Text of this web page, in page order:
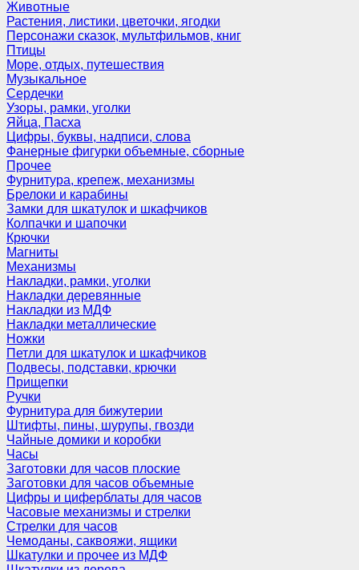
Животные
Растения, листики, цветочки, ягодки
Персонажи сказок, мультфильмов, книг
Птицы
Море, отдых, путешествия
Музыкальное
Сердечки
Узоры, рамки, уголки
Яйца, Пасха
Цифры, буквы, надписи, слова
Фанерные фигурки объемные, сборные
Прочее
Фурнитура, крепеж, механизмы
Брелоки и карабины
Замки для шкатулок и шкафчиков
Колпачки и шапочки
Крючки
Магниты
Механизмы
Накладки, рамки, уголки
Накладки деревянные
Накладки из МДФ
Накладки металлические
Ножки
Петли для шкатулок и шкафчиков
Подвесы, подставки, крючки
Прищепки
Ручки
Фурнитура для бижутерии
Штифты, пины, шурупы, гвозди
Чайные домики и коробки
Часы
Заготовки для часов плоские
Заготовки для часов объемные
Цифры и циферблаты для часов
Часовые механизмы и стрелки
Стрелки для часов
Чемоданы, саквояжи, ящики
Шкатулки и прочее из МДФ